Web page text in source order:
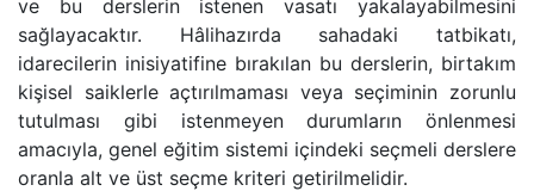
ve bu derslerin istenen vasatı yakalayabilmesini
sağlayacaktır. Hâlihazırda sahadaki tatbikatı,
idarecilerin inisiyatifine bırakılan bu derslerin, birtakım
kişisel saiklerle açtırılmaması veya seçiminin zorunlu
tutulması gibi istenmeyen durumların önlenmesi
amacıyla, genel eğitim sistemi içindeki seçmeli derslere
oranla alt ve üst seçme kriteri getirilmelidir.